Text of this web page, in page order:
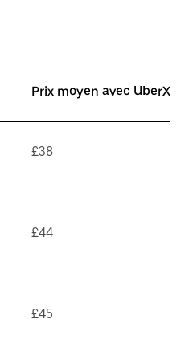
Prix moyen avec UberX*
£38
£44
£45